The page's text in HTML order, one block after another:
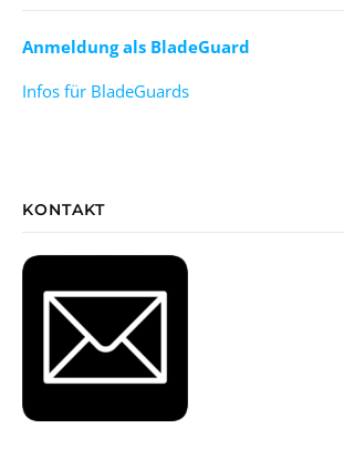
Anmeldung als BladeGuard
Infos für BladeGuards
KONTAKT